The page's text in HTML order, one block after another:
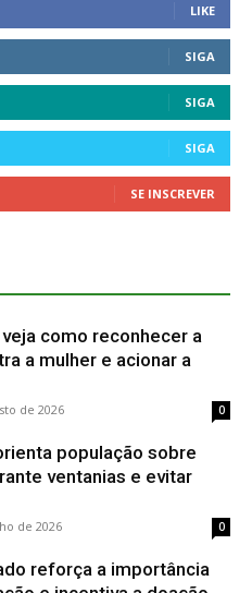
LIKE
SIGA
SIGA
SIGA
SE INSCREVER
como reconhecer a
a mulher e acionar a
de 2026 0
população sobre
ventanias e evitar
de 2026 0
reforça a importância